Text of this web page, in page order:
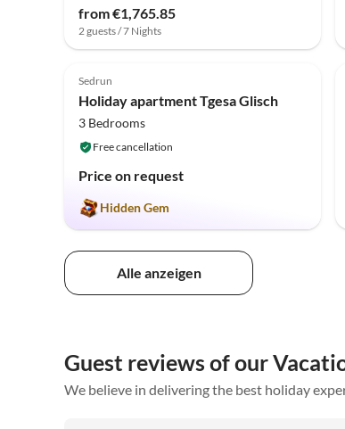
from €1,765.85
2 guests / 7 Nights
5.0 (1)
Sedrun
Holiday apartment Tgesa Glisch
3 Bedrooms
Free cancellation
Price on request
Hidden Gem
Alle anzeigen
Guest reviews of our
We believe in delivering the best holiday